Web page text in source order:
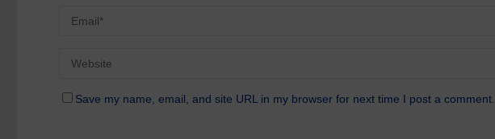
Save my name, email, and site URL in my browser for next time I post a comment.